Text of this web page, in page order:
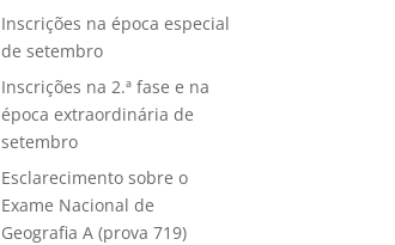
Inscrições na época especial
de setembro
Inscrições na 2.ª fase e na
época extraordinária de
setembro
Esclarecimento sobre o
Exame Nacional de
Geografia A (prova 719)